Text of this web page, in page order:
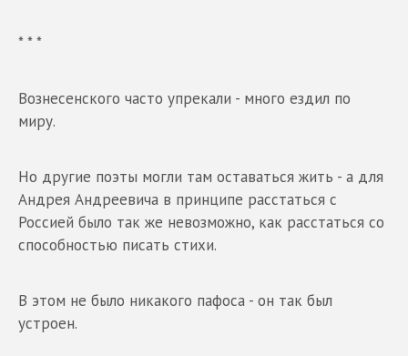
* * *
Вознесенского часто упрекали - много ездил по
миру.
Но другие поэты могли там оставаться жить - а для
Андрея Андреевича в принципе расстаться с
Россией было так же невозможно, как расстаться со
способностью писать стихи.
В этом не было никакого пафоса - он так был
устроен.